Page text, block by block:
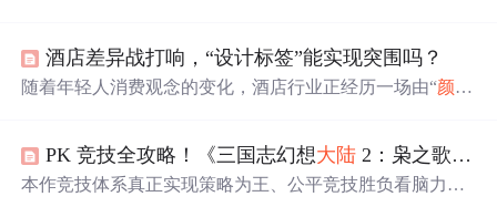
写实风格紧随其后，而幻维动画则因《斗破苍穹》表现一
般位列第三。,
酒店差异战打响，“设计标签”能实现突围吗？
随着年轻人消费观念的变化，酒店行业正经历一场由“颜值
集团等品牌通过与大英博物馆、腾讯游戏等合作，推出个
性化、特色化的酒店产品，提升用户体验，以此构建品牌
PK 竞技全攻略！《三国志幻想大陆 2：枭之歌 1 折版》天梯冲分 + 越级翻盘
本作竞技体系真正实现策略为王、公平竞技胜负看脑力、